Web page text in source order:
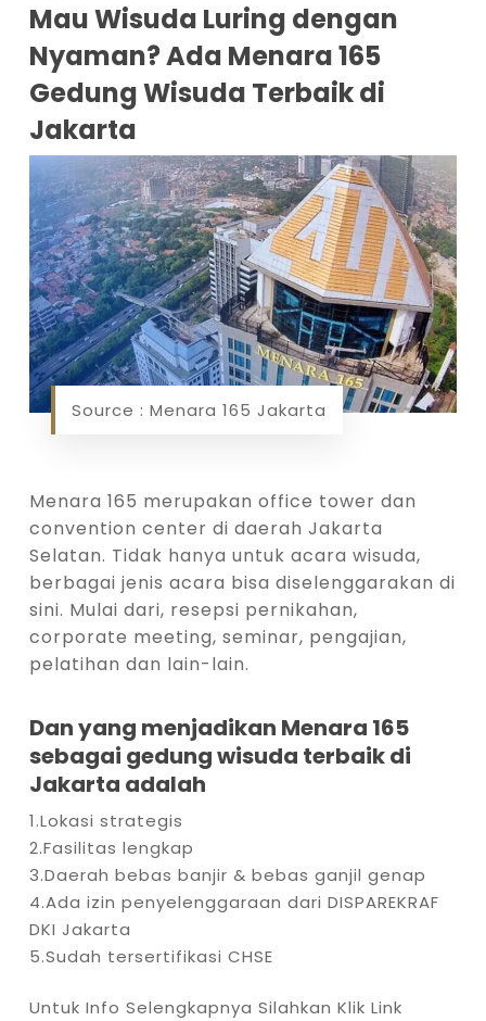
Mau Wisuda Luring dengan
Nyaman? Ada Menara 165
Gedung Wisuda Terbaik di
Jakarta
Source : Menara 165 Jakarta
Menara 165 merupakan office tower dan
convention center di daerah Jakarta
Selatan. Tidak hanya untuk acara wisuda,
berbagai jenis acara bisa diselenggarakan di
sini. Mulai dari, resepsi pernikahan,
corporate meeting, seminar, pengajian,
pelatihan dan lain-lain.
Dan yang menjadikan Menara 165
sebagai gedung wisuda terbaik di
Jakarta adalah
1.Lokasi strategis
2.Fasilitas lengkap
3.Daerah bebas banjir & bebas ganjil genap
4.Ada izin penyelenggaraan dari DISPAREKRAF
DKI Jakarta
5.Sudah tersertifikasi CHSE
Untuk Info Selengkapnya Silahkan Klik Link